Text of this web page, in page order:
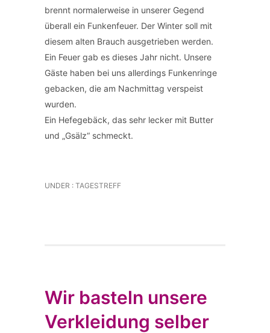
brennt normalerweise in unserer Gegend
überall ein Funkenfeuer. Der Winter soll mit
diesem alten Brauch ausgetrieben werden.
Ein Feuer gab es dieses Jahr nicht. Unsere
Gäste haben bei uns allerdings Funkenringe
gebacken, die am Nachmittag verspeist
wurden.
Ein Hefegebäck, das sehr lecker mit Butter
und „Gsälz“ schmeckt.
UNDER : TAGESTREFF
Wir basteln unsere
Verkleidung selber